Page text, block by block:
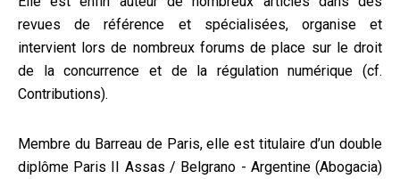
revues de référence et spécialisées, organise et
intervient lors de nombreux forums de place sur le droit
de la concurrence et de la régulation numérique (cf.
Contributions).
Membre du Barreau de Paris, elle est titulaire d’un double
diplôme Paris II Assas / Belgrano - Argentine (Abogacia)